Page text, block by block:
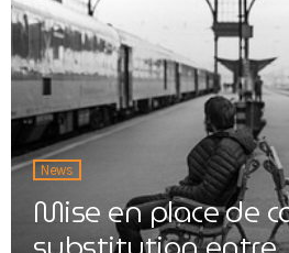
News
Mise en place de